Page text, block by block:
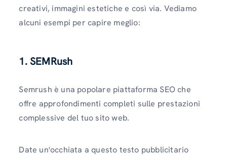
creativi, immagini estetiche e così via. Vediamo
alcuni esempi per capire meglio:
1.SEMRush
Semrush è una popolare piattaforma SEO che
offre approfondimenti completi sulle prestazioni
complessive del tuo sito web.
Date un'occhiata a questo testo pubblicitario